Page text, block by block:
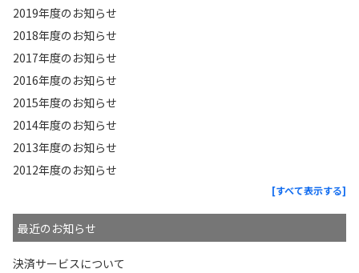
2019年度のお知らせ
2018年度のお知らせ
2017年度のお知らせ
2016年度のお知らせ
2015年度のお知らせ
2014年度のお知らせ
2013年度のお知らせ
2012年度のお知らせ
[すべて表示する]
最近のお知らせ
決済サービスについて